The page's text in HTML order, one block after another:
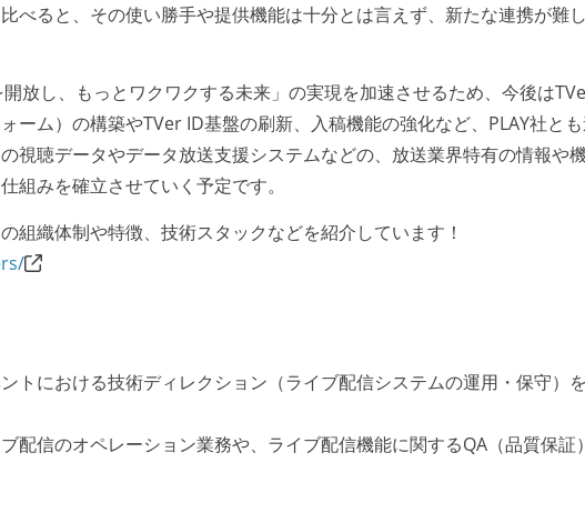
べると、その使い勝手や提供機能は十分とは言えず、新たな連携が難
放し、もっとワクワクする未来」の実現を加速させるため、今後は
ーム）の構築やTVer ID基盤の刷新、入稿機能の強化など、PLAY社と
視聴データやデータ放送支援システムなどの、放送業界特有の情報や
組みを確立させていく予定です。
組織体制や特徴、技術スタックなどを紹介しています！
トにおける技術ディレクション（ライブ配信システムの運用・保守）
配信のオペレーション業務や、ライブ配信機能に関するQA（品質保証